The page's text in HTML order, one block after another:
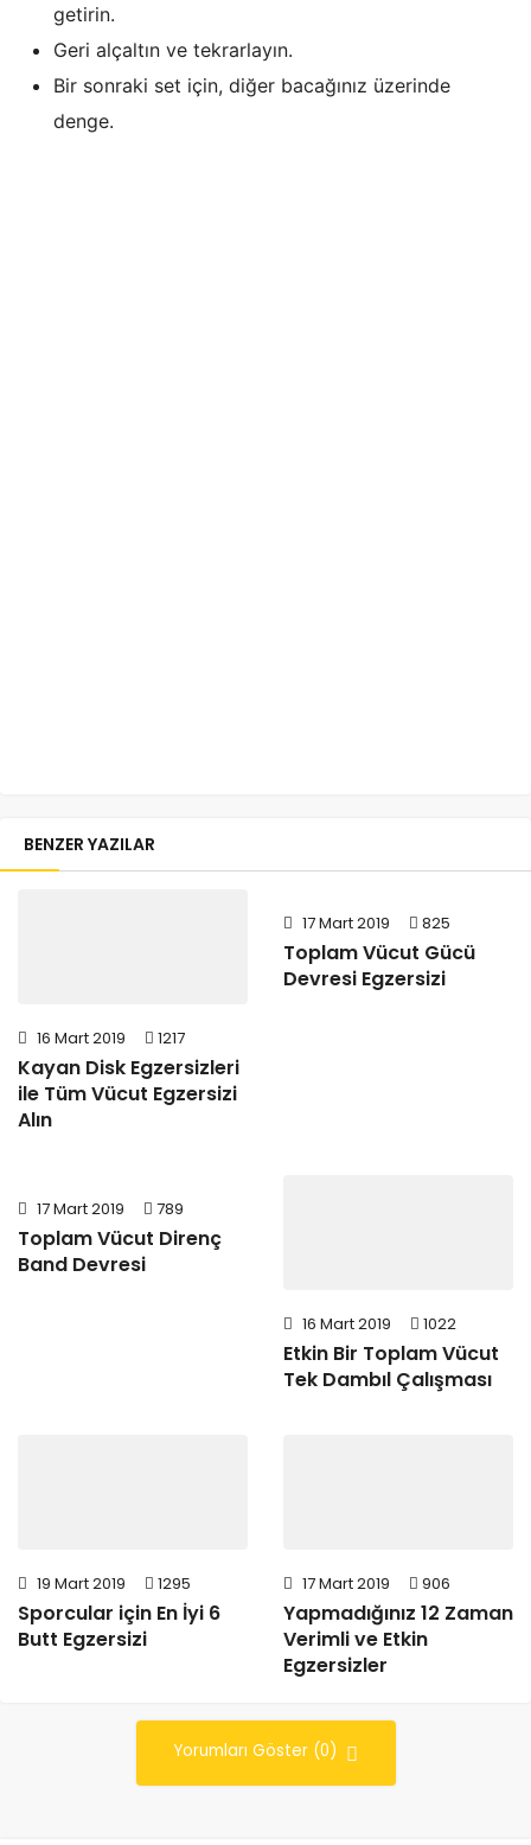
getirin.
Geri alçaltın ve tekrarlayın.
Bir sonraki set için, diğer bacağınız üzerinde
denge.
BENZER YAZILAR
16 Mart 2019 1217
Kayan Disk Egzersizleri
ile Tüm Vücut Egzersizi
Alın
17 Mart 2019 825
Toplam Vücut Gücü
Devresi Egzersizi
17 Mart 2019 789
Toplam Vücut Direnç
Band Devresi
16 Mart 2019 1022
Etkin Bir Toplam Vücut
Tek Dambıl Çalışması
19 Mart 2019 1295
Sporcular için En İyi 6
Butt Egzersizi
17 Mart 2019 906
Yapmadığınız 12 Zaman
Verimli ve Etkin
Egzersizler
Yorumları Göster (0)